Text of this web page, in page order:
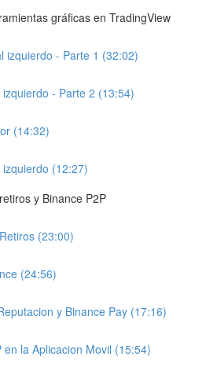
gráficas en TradingView
izquierdo - Parte 1 (32:02)
- Parte 2 (13:54)
(14:32)
(12:27)
y Binance P2P
(23:00)
(24:56)
y Binance Pay (17:16)
en la Aplicacion Movil (15:54)